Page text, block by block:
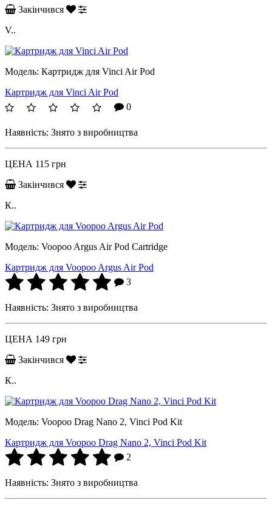
Закінчився
V..
Модель: Картридж для Vinci Air Pod
Картридж для Vinci Air Pod
0
Наявність: Знято з виробництва
ЦЕНА 115 грн
Закінчився
К..
Модель: Voopoo Argus Air Pod Cartridge
Картридж для Voopoo Argus Air Pod
3
Наявність: Знято з виробництва
ЦЕНА 149 грн
Закінчився
К..
Модель: Voopoo Drag Nano 2, Vinci Pod Kit
Картридж для Voopoo Drag Nano 2, Vinci Pod Kit
2
Наявність: Знято з виробництва